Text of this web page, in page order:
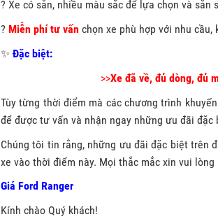
? Xe có sẵn, nhiều màu sắc để lựa chọn và sẵn
? Miễn phí tư vấn chọn xe phù hợp với nhu
✨ Đặc biệt:
>>Xe đã về, đủ dòng, đủ
Tùy từng thời điểm mà các chương trình
để được tư vấn và nhận ngay những ưu đãi
Chúng tôi tin rằng, những ưu đãi đặc biệt trên
xe vào thời điểm này. Mọi thắc mắc xin vui
Giá Ford Ranger
Kính chào Quý khách!